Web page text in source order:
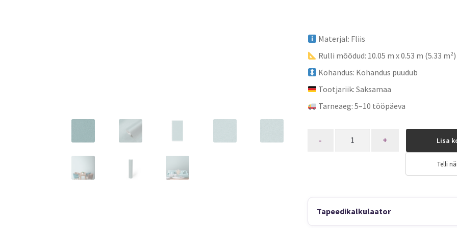
Materjal: Fliis
Rulli mõõdud: 10.05 m x 0.53 m (5.33 m²)
Kohandus: Kohandus puudub
Tootjariik: Saksamaa
Tarneaeg: 5–10 tööpäeva
Lisa
Telli
Tapeedikalkulaator